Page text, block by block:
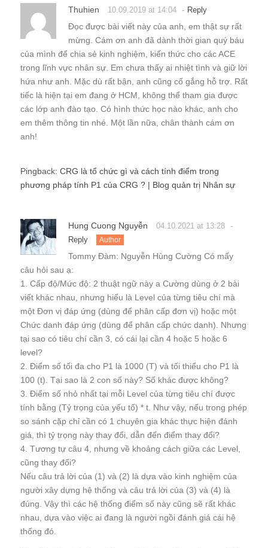
Thuhien 10.09.2019 at 14:04 - Reply
Đọc được bài viết này của anh, em thật sự rất
mừng. Cám ơn anh đã dành thời gian quý báu
của mình để chia sẻ kinh nghiệm, kiến thức cho các ACE
trong lĩnh vực nhân sự. Em chưa thấy ai nhiệt tình và giữ lời
hứa như anh. Mặc dù rất bận, anh cũng cố gắng hỗ trợ. Rất
tiếc là hiện tại em đang ở HCM, không thể tham gia được
các lớp anh đào tạo. Có hình thức học nào khác, anh cho
em thêm thông tin nhé. Một lần nữa, chân thành cám ơn
anh!
Pingback: CRG là tổ chức gì và cách tính điểm trong
phương pháp tính P1 của CRG ? | Blog quản trị Nhân sự
Hung Cuong Nguyễn 04.10.2021 at 13:28 -
Reply Author
Tommy Đàm: Nguyễn Hùng Cường Có mấy
câu hỏi sau ạ:
1. Cấp độ/Mức độ: 2 thuật ngữ này a Cường dùng ở 2 bài
viết khác nhau, nhưng hiểu là Level của từng tiêu chí mà
một Đơn vị đáp ứng (dùng để phân cấp đơn vị) hoặc một
Chức danh đáp ứng (dùng để phân cấp chức danh). Nhưng
tại sao có tiêu chí cần 3, có cái lại cần 4 hoặc 5 hoặc 6
level?
2. Điểm số tối đa cho P1 là 1000 (T) và tối thiểu cho P1 là
100 (t). Tại sao là 2 con số này? Số khác được không?
3. Điểm số nhỏ nhất tại mỗi Level của từng tiêu chí được
tính bằng (Tỷ trọng của yếu tố) * t. Như vậy, nếu trong phép
so sánh cặp chỉ cần có 1 chuyên gia khác thực hiện đánh
giá, thì tỷ trọng này thay đổi, dẫn đến điểm thay đổi?
4. Tương tự câu 4, nhưng về khoảng cách giữa các Level,
cũng thay đổi?
Nếu câu trả lời của (1) và (2) là dựa vào kinh nghiệm của
người xây dựng hệ thống và câu trả lời của (3) và (4) là
đúng. Vậy thì các hệ thống điểm số này cũng sẽ rất khác
nhau, dựa vào việc ai đang là người ngồi đánh giá cái hệ
thống đó.